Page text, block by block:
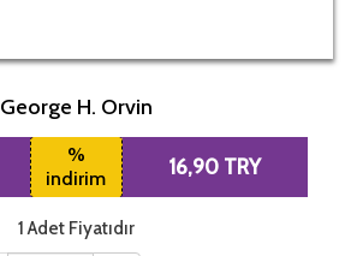
George H. Orvin
%
indirim
16,90 TRY
1 Adet Fiyatıdır